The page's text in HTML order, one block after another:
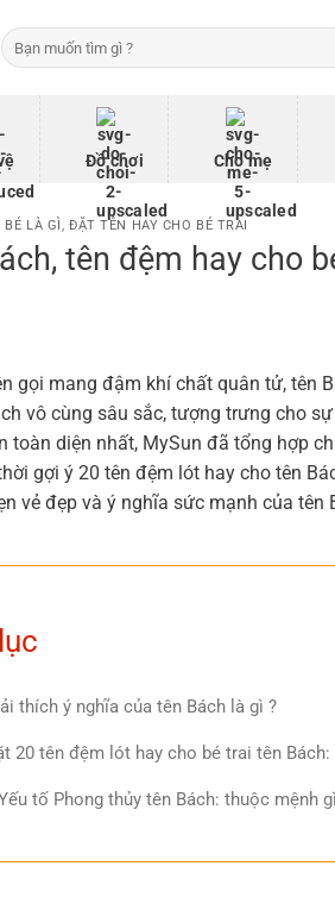
Tìm
kiếm:
Đồ chơi Cho mẹ
BÉ LÀ GÌ,ĐẶT TÊN HAY CHO BÉ TRAI
tên đệm hay cho
gọi mang đậm khí chất quân tử, tên
vô cùng sâu sắc, tượng trưng cho
toàn diện nhất, MySun đã tổng hợp
gợi ý 20 tên đệm lót hay cho tên
vẻ đẹp và ý nghĩa sức mạnh của tên
thích ý nghĩa của tên Bách là gì ?
20 tên đệm lót hay cho bé trai tên Bách:
tố Phong thủy tên Bách: thuộc mệnh